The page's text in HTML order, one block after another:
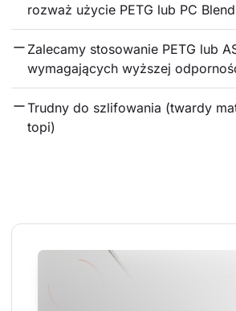
rozważ użycie PETG lub PC
Zalecamy stosowanie PETG lub
wymagających wyższej
Trudny do szlifowania (twardy
topi)